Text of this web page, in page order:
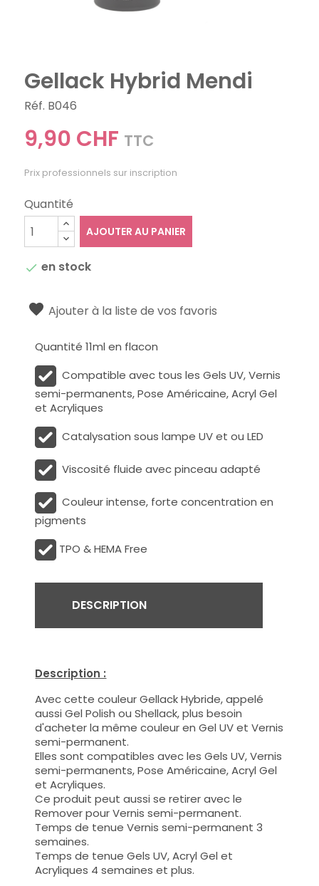
Gellack Hybrid Mendi
Réf. B046
9,90 CHF TTC
Prix professionnels sur inscription
Quantité
AJOUTER AU PANIER
 en stock
Ajouter à la liste de vos favoris
Quantité 11ml en flacon
Compatible avec tous les Gels UV, Vernis
semi-permanents, Pose Américaine, Acryl Gel
et Acryliques
Catalysation sous lampe UV et ou LED
Viscosité fluide avec pinceau adapté
Couleur intense, forte concentration en
pigments
TPO & HEMA Free
DESCRIPTION
Description :
Avec cette couleur Gellack Hybride, appelé
aussi Gel Polish ou Shellack, plus besoin
d'acheter la même couleur en Gel UV et Vernis
semi-permanent.
Elles sont compatibles avec les Gels UV, Vernis
semi-permanents, Pose Américaine, Acryl Gel
et Acryliques.
Ce produit peut aussi se retirer avec le
Remover pour Vernis semi-permanent.
Temps de tenue Vernis semi-permanent 3
semaines.
Temps de tenue Gels UV, Acryl Gel et
Acryliques 4 semaines et plus.